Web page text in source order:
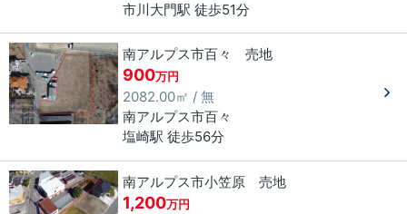
市川大門駅 徒歩51分
南アルプス市百々 売地
900万円
2082.00㎡ / 無
南アルプス市百々
塩崎駅 徒歩56分
南アルプス市小笠原 売地
1,200万円